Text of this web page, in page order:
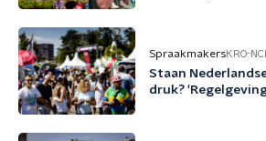
SpraakmakersKRO-
Staan
druk?